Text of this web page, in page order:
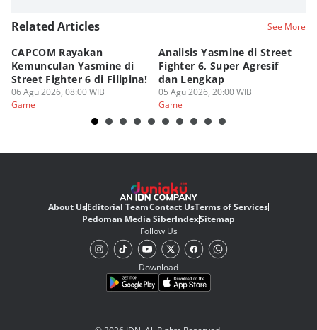
Related Articles See More
CAPCOM Rayakan
Kemunculan Yasmine di
Street Fighter 6 di Filipina!
06 Agu 2026, 08:00 WIB
Game
Analisis Yasmine di Street
Fighter 6, Super Agresif
dan Lengkap
05 Agu 2026, 20:00 WIB
Game
About UsEditorial TeamContact UsTerms of Services
Pedoman Media SiberIndexSitemap
Follow Us
Download